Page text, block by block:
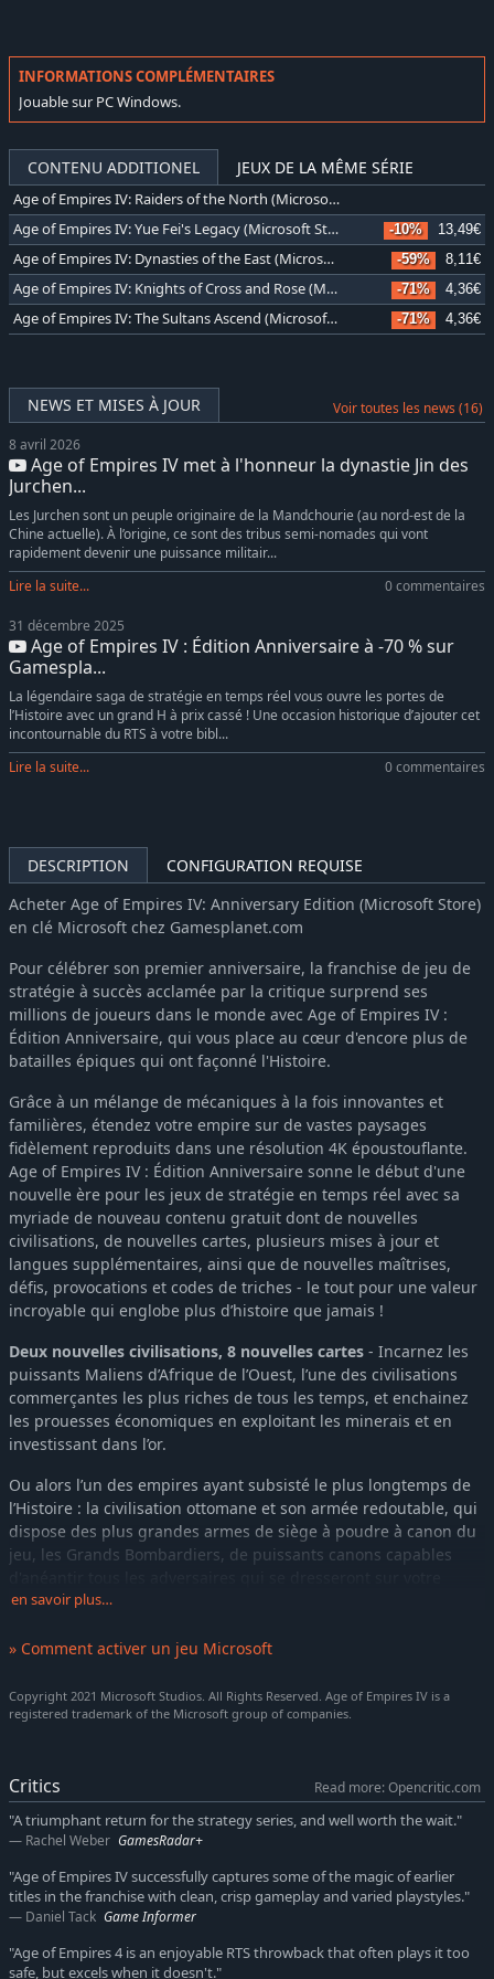
INFORMATIONS COMPLÉMENTAIRES
Jouable sur PC Windows.
CONTENU ADDITIONEL JEUX DE LA MÊME SÉRIE
Age of Empires IV: Raiders of the North (Microsoft Store)
Age of Empires IV: Yue Fei's Legacy (Microsoft Store)
-10% 13,49€
Age of Empires IV: Dynasties of the East (Microsoft Store) -59% 8,11€
Age of Empires IV: Knights of Cross and Rose (Microsoft Store) -71% 4,36€
Age of Empires IV: The Sultans Ascend (Microsoft Store) -71% 4,36€
NEWS ET MISES À JOUR Voir toutes les news (16)
8 avril 2026
Age of Empires IV met à l'honneur la dynastie Jin des
Jurchen...
Les Jurchen sont un peuple originaire de la Mandchourie (au nord-est de la
Chine actuelle). À l’origine, ce sont des tribus semi-nomades qui vont
rapidement devenir une puissance militair...
Lire la suite...
0 commentaires
31 décembre 2025
Age of Empires IV : Édition Anniversaire à -70 % sur
Gamespla...
La légendaire saga de stratégie en temps réel vous ouvre les portes de
l’Histoire avec un grand H à prix cassé ! Une occasion historique d’ajouter cet
incontournable du RTS à votre bibl...
Lire la suite...
0 commentaires
DESCRIPTION
CONFIGURATION REQUISE
Acheter Age of Empires IV: Anniversary Edition (Microsoft Store)
en clé Microsoft chez Gamesplanet.com
Pour célébrer son premier anniversaire, la franchise de jeu de
stratégie à succès acclamée par la critique surprend ses
millions de joueurs dans le monde avec Age of Empires IV :
Édition Anniversaire, qui vous place au cœur d'encore plus de
batailles épiques qui ont façonné l'Histoire.
Grâce à un mélange de mécaniques à la fois innovantes et
familières, étendez votre empire sur de vastes paysages
fidèlement reproduits dans une résolution 4K époustouflante.
Age of Empires IV : Édition Anniversaire sonne le début d'une
nouvelle ère pour les jeux de stratégie en temps réel avec sa
myriade de nouveau contenu gratuit dont de nouvelles
civilisations, de nouvelles cartes, plusieurs mises à jour et
langues supplémentaires, ainsi que de nouvelles maîtrises,
défis, provocations et codes de triches - le tout pour une valeur
incroyable qui englobe plus d’histoire que jamais !
Deux nouvelles civilisations, 8 nouvelles cartes - Incarnez les
puissants Maliens d’Afrique de l’Ouest, l’une des civilisations
commerçantes les plus riches de tous les temps, et enchainez
les prouesses économiques en exploitant les minerais et en
investissant dans l’or.
Ou alors l’un des empires ayant subsisté le plus longtemps de
l’Histoire : la civilisation ottomane et son armée redoutable, qui
dispose des plus grandes armes de siège à poudre à canon du
jeu, les Grands Bombardiers, de puissants canons capables
chemin.
Personnalisez vos parties avec des mods (beta)
vous le souhaitez et personnalisez vos parties grâce aux outils
de contenu de la version beta de Mod Editor. Créez vos propres
cartes pour des parties en escarmouche ou multijoueur,
Empires IV.
Retour vers l'Histoire- Le passé est un prologue à votre
immersion dans le cadre historique de 10 civilisations inédites
à travers le monde. Dans votre quête de victoire, vous
rencontrerez les empires anglais et chinois, en passant par le
sultanat de Delhi. Construisez des villes, gérez vos ressources
8 campagnes uniques et 35 missions qui s'étalent sur plus de
en savoir plus…
» Comment activer un jeu Microsoft
Copyright 2021 Microsoft Studios. All Rights Reserved. Age of Empires IV is a
registered trademark of the Microsoft group of companies.
Critics
Read more: Opencritic.com
"A triumphant return for the strategy series, and well worth the wait."
Rachel Weber GamesRadar+
"Age of Empires IV successfully captures some of the magic of earlier
titles in the franchise with clean, crisp gameplay and varied playstyles."
Daniel Tack Game Informer
"Age of Empires 4 is an enjoyable RTS throwback that often plays it too
safe, but excels when it doesn't."